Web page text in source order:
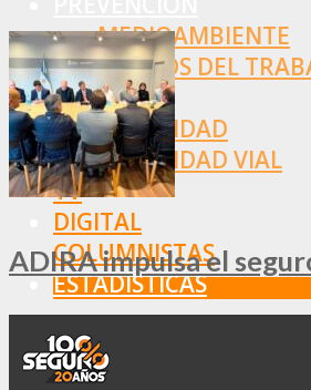
MEDIOAMBIENTE
RIESGOS DEL
SALUD
SEGURIDAD
SEGURIDAD VIAL
TV
DIGITAL
COLUMNISTAS
ESTADÍSTICAS
ADIRA impulsa el